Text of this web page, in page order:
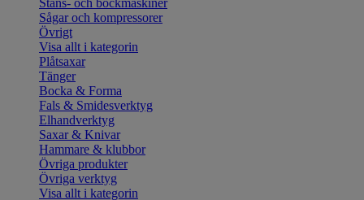
Stans- och bockmaskiner
Sågar och kompressorer
Övrigt
Visa allt i kategorin
Plåtsaxar
Tänger
Bocka & Forma
Fals & Smidesverktyg
Elhandverktyg
Saxar & Knivar
Hammare & klubbor
Övriga produkter
Övriga verktyg
Visa allt i kategorin